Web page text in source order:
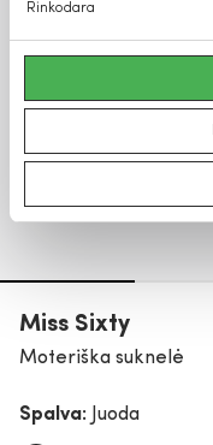
Rinkodara
Miss Sixty
Moteriška suknelė
Spalva:
Juoda